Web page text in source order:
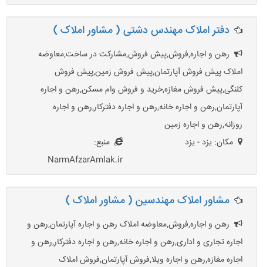
دفتر املاک مهندس دشتی ( مشاور املاک )
رهن و اجاره,فروش,پیش فروش,مشارکت در ساخت,معاوضه
املاک پیش فروش آپارتمان,پیش فروش زمین,پیش فروش
کلنگی,پیش فروش مغازه,خرید و فروش وام مسکن,رهن و اجاره
آپارتمان,رهن و اجاره خانه,رهن و اجاره دفترکار,رهن و اجاره
روزانه,رهن و اجاره زمین
مکان: یزد - یزد
منبع:
NarmAfzarAmlak.ir
مشاور املاک مهندسین ( مشاور املاک )
رهن و اجاره,فروش,معاوضه املاک رهن و اجاره آپارتمان,رهن و
اجاره تجاری و اداری,رهن و اجاره خانه,رهن و اجاره دفترکار,رهن و
اجاره مغازه,رهن و اجاره ویلا,فروش آپارتمان,فروش املاک